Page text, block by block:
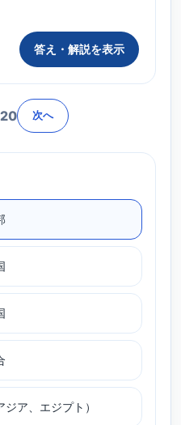
答え・解説を表示
20 次へ
ア、エジプト）